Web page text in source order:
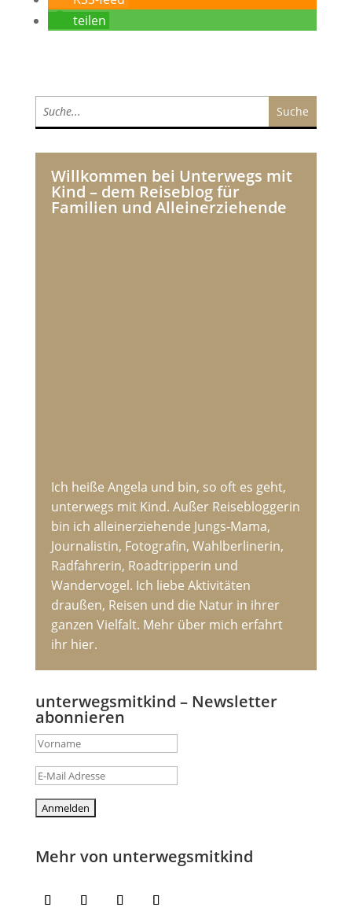
teilen
Willkommen bei Unterwegs mit
Kind – dem Reiseblog für
Familien und Alleinerziehende
Ich heiße Angela und bin, so oft es geht,
unterwegs mit Kind. Außer Reisebloggerin
bin ich alleinerziehende Jungs-Mama,
Journalistin, Fotografin, Wahlberlinerin,
Radfahrerin, Roadtripperin und
Wandervogel. Ich liebe Aktivitäten
draußen, Reisen und die Natur in ihrer
ganzen Vielfalt. Mehr über mich erfahrt
ihr hier.
unterwegsmitkind – Newsletter
abonnieren
Mehr von unterwegsmitkind